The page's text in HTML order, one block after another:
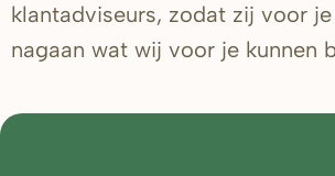
klantadviseurs, zodat zij voor je
nagaan wat wij voor je kunnen